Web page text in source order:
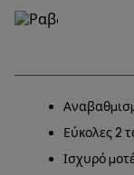
Εύκολες 2
Ισχυρό